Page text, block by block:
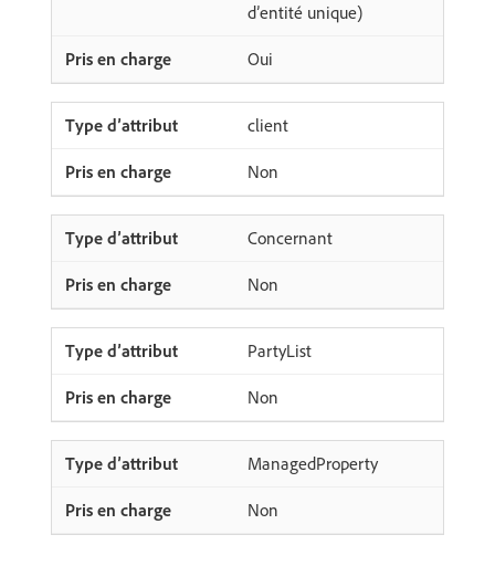
d’entité unique)
Oui
client
Non
Concernant
Non
PartyList
Non
ManagedProperty
Non